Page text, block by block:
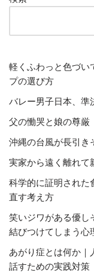
軽くふわっと色づい
プの選び方
バレー男子日本、準
父の慟哭と娘の尊厳
沖縄の台風が長引き
実家から遠く離れて
科学的に証明された
直す考え方
笑いジワがある優し
結びつけてしまう心
あがり症とは何か｜
話すための実践対策